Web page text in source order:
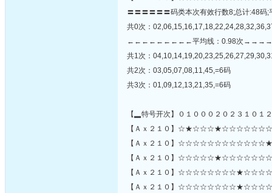
〓〓〓〓〓〓码类本次有效行数8;总计:48码
共0次：
←←←←←←←←←平均线：0.98次
共1次：
共2次：03,05,07,08,11,45,=6码
共3次：01,09,12,13,21,35,=6码
【▂特号开次】０１０００２０２３１０１
【Ａｘ２１０】
【Ａｘ２１０】
【Ａｘ２１０】
【Ａｘ２１０】
【Ａｘ２１０】